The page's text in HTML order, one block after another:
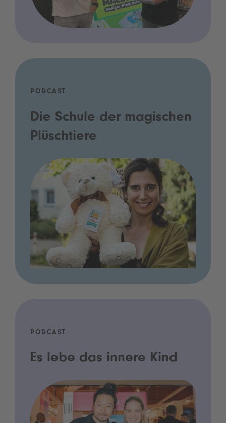
PODCAST
Die Schule der magischen
Plüschtiere
PODCAST
Es lebe das innere Kind